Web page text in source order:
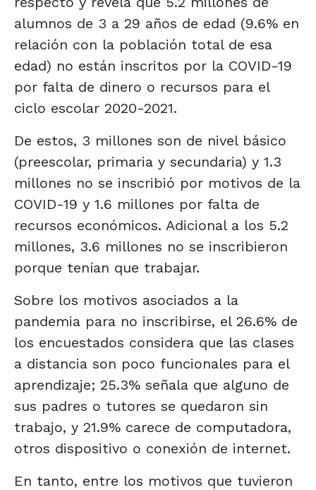
alumnos de 3 a 29 años de edad (9.6% en
relación con la población total de esa
edad) no están inscritos por la COVID-19
por falta de dinero o recursos para el
ciclo escolar 2020-2021.
De estos, 3 millones son de nivel básico
(preescolar, primaria y secundaria) y 1.3
millones no se inscribió por motivos de la
COVID-19 y 1.6 millones por falta de
recursos económicos. Adicional a los 5.2
millones, 3.6 millones no se inscribieron
porque tenían que trabajar.
Sobre los motivos asociados a la
pandemia para no inscribirse, el 26.6% de
los encuestados considera que las clases
a distancia son poco funcionales para el
aprendizaje; 25.3% señala que alguno de
sus padres o tutores se quedaron sin
trabajo, y 21.9% carece de computadora,
otros dispositivo o conexión de internet.
En tanto, entre los motivos que tuvieron